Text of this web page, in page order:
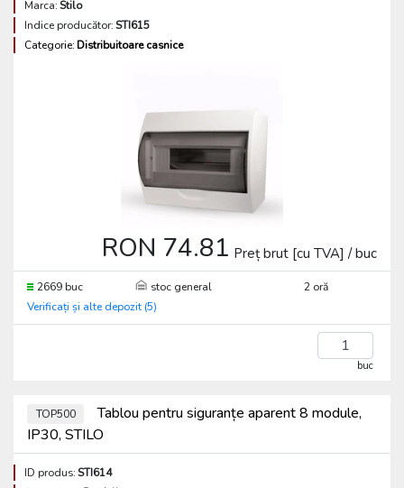
Marca:Stilo
Indice producător:STI615
Categorie:Distribuitoare casnice
RON 74.81 Preț brut [cu TVA] / buc
2669 buc stoc general
2 oră
Verificați și alte depozit (5)
buc
TOP500
Tablou pentru siguranțe aparent 8 module,
IP30, STILO
ID produs:STI614